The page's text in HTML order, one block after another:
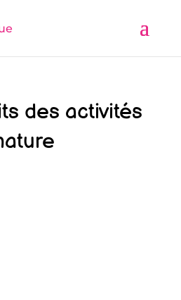
des activités